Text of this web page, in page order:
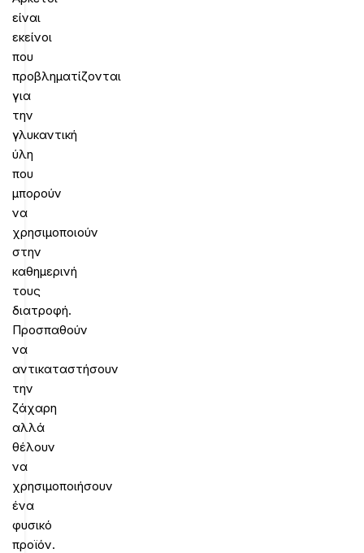
είναι
εκείνοι
που
προβληματίζονται
για
την
γλυκαντική
ύλη
που
μπορούν
να
χρησιμοποιούν
στην
καθημερινή
τους
διατροφή.
Προσπαθούν
να
αντικαταστήσουν
την
ζάχαρη
αλλά
θέλουν
να
χρησιμοποιήσουν
ένα
φυσικό
προϊόν.